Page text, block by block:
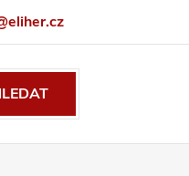
Specialista na Bordeaux